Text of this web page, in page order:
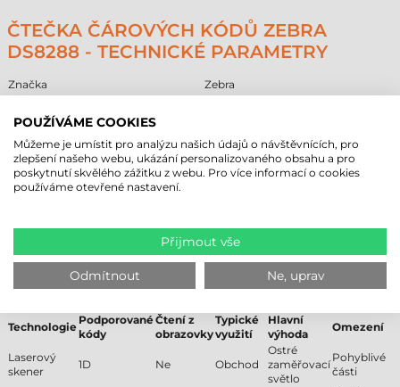
ČTEČKA ČÁROVÝCH KÓDŮ ZEBRA
DS8288 - TECHNICKÉ PARAMETRY
Značka
Zebra
Technologie čtení
Min. čtecí vzdálenost
0 cm
Max. čtecí vzdálenost
104 cm
Uživatelské prostředí
všeobecné
Provedení
Další podrobnosti naleznete v záložce "Parametry"!
SROVNÁNÍ TECHNOLOGIÍ ČTEČEK
ČÁROVÝCH KÓDŮ
Technologie
Podporované
kódy
Čtení z
obrazovky
Typické
využití
Hlavní
výhoda
Omezení
Laserový
skener
1D Ne Obchod
Ostré
zaměřovací
světlo
Pohyblivé
části
POUŽÍVÁME COOKIES
Můžeme je umístit pro analýzu našich údajů o návštěvnících, pro
zlepšení našeho webu, ukázání personalizovaného obsahu a pro
poskytnutí skvělého zážitku z webu. Pro více informací o cookies
používáme otevřené nastavení.
Přijmout vše
Odmítnout Ne, uprav